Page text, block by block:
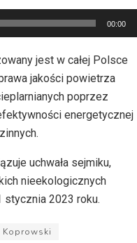
00:00
jest w całej Polsce
jakości powietrza
poprzez
energetycznej
uchwała sejmiku,
nieekologicznych
stycznia 2023 roku.
Koprowski